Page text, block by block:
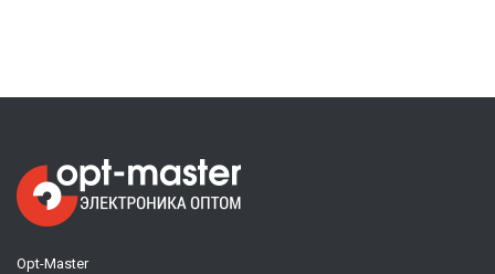
Opt-Master